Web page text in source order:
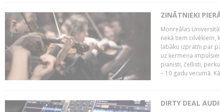
ZINĀTNIEKI
Monreālas
nekā tiem cilvēkiem,
labāku izpratni par
uz ķermeņa
pianisti, čellisti,
– 10 gadu vecumā.
DIRTY DEAL